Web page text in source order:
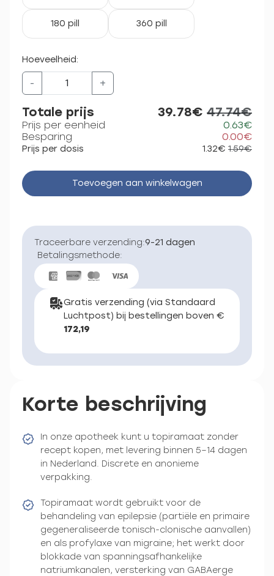
180 pill 360 pill
Hoeveelheid:
- +
Totale prijs 39.78€ 47.74€
Prijs per eenheid
0.63€
Besparing
0.00€
Prijs per dosis 1.32€ 1.59€
Toevoegen aan winkelwagen
Traceerbare verzending:9-21 dagen
Betalingsmethode:
Gratis verzending (via Standaard
Luchtpost) bij bestellingen boven €
172,19
Korte beschrijving
In onze apotheek kunt u topiramaat zonder
recept kopen, met levering binnen 5–14 dagen
in Nederland. Discrete en anonieme
verpakking.
Topiramaat wordt gebruikt voor de
behandeling van epilepsie (partiële en primaire
gegeneraliseerde tonisch-clonische aanvallen)
en als profylaxe van migraine; het werkt door
blokkade van spanningsafhankelijke
natriumkanalen, versterking van GABAerge